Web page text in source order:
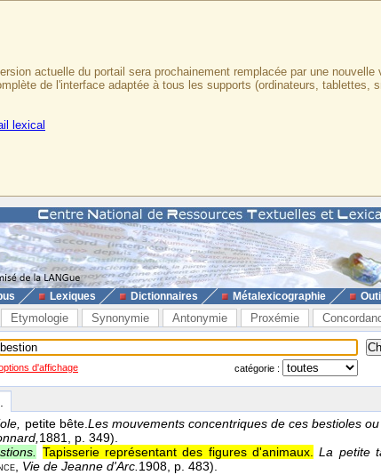
actuelle du portail sera prochainement remplacée par une nouvelle
de l'interface adaptée à tous les supports (ordinateurs, tablettes,
lexical
Lexiques Dictionnaires Métalexicographie
Etymologie Synonymie Antonymie Proxémie
d'affichage catégorie :
petite bête.Les mouvements concentriques de ces bestioles ou
1881, p. 349).
Tapisserie représentant des figures d'animaux. La petite
, Vie de Jeanne d'Arc.1908, p. 483).